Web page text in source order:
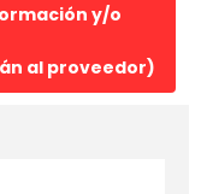
y/o
al proveedor)